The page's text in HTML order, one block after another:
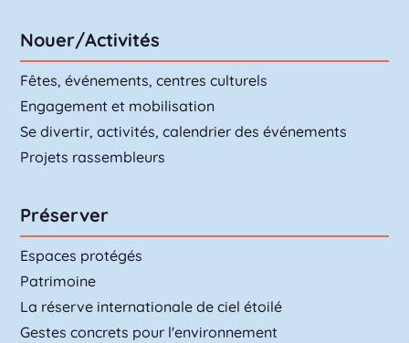
Nouer/Activités
Fêtes, événements, centres culturels
Engagement et mobilisation
Se divertir, activités, calendrier des événements
Projets rassembleurs
Préserver
Espaces protégés
Patrimoine
La réserve internationale de ciel étoilé
Gestes concrets pour l'environnement